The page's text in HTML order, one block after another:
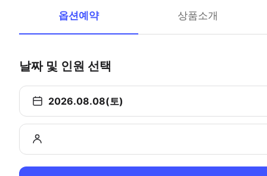
옵션예약 상품소개
날짜 및 인원 선택
2026.08.08(토)